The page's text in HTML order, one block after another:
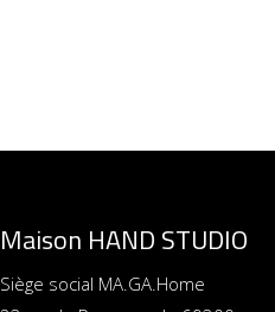
Maison HAND STUDIO
Siège social MA.GA.Home